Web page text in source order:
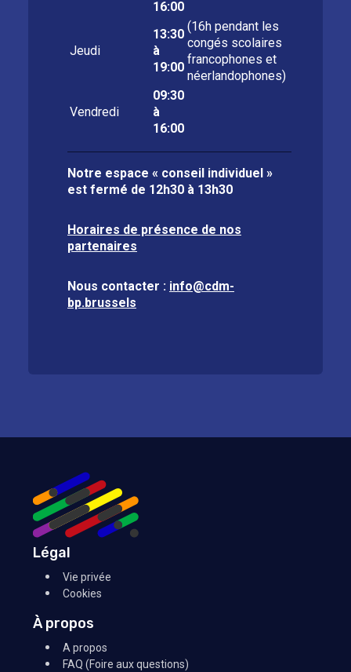
16:00
Jeudi
13:30
à
19:00
(16h pendant les
congés scolaires
francophones et
néerlandophones)
Vendredi
09:30
à
16:00
Notre espace « conseil individuel »
est fermé de 12h30 à 13h30
Horaires de présence de nos
partenaires
Nous contacter : info@cdm-
bp.brussels
Légal
Vie privée
Cookies
À propos
A propos
FAQ (Foire aux questions)